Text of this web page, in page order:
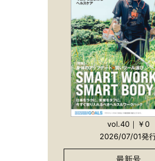
vol.40｜￥0
2026/07/01発
最新号